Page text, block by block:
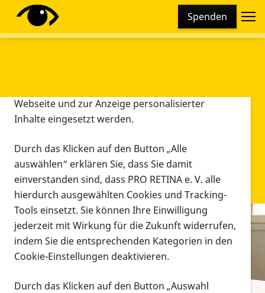
Spenden
Infomaterial
Infomaterial
Vorlesen
Diese Webseite setzt verschiedene Cookies und
Tracking-Tools ein. Dies beinhaltet Cookies und
Webseite und zur Anzeige personalisierter
Inhalte eingesetzt werden.
Durch das Klicken auf den Button „Alle
auswählen“ erklären Sie, dass Sie damit
einverstanden sind, dass PRO RETINA e. V. alle
hierdurch ausgewählten Cookies und Tracking-
Tools einsetzt. Sie können Ihre Einwilligung
jederzeit mit Wirkung für die Zukunft widerrufen,
indem Sie die entsprechenden Kategorien in den
Cookie-Einstellungen deaktivieren.
Durch das Klicken auf den Button „Auswahl